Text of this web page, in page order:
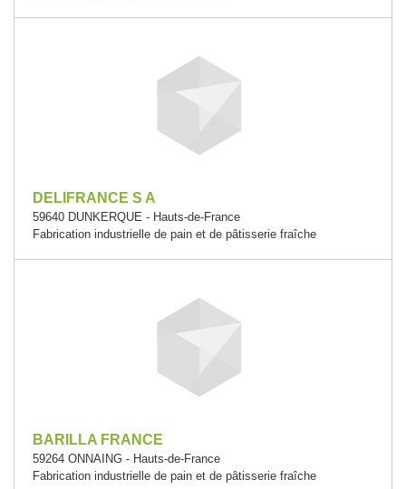
DELIFRANCE S A
59640 DUNKERQUE - Hauts-de-France
Fabrication industrielle de pain et de pâtisserie fraîche
BARILLA FRANCE
59264 ONNAING - Hauts-de-France
Fabrication industrielle de pain et de pâtisserie fraîche